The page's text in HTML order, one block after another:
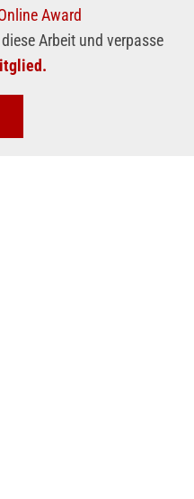
Award
Arbeit und verpasse